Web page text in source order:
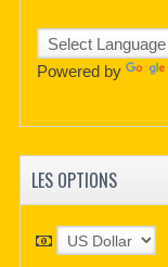
Powered by
LES OPTIONS